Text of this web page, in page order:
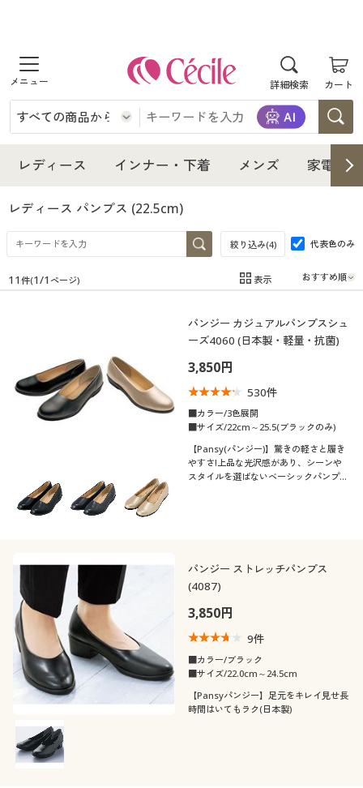
詳細検索 カート
商品を探す
レディース
レディースファッション
女性下着
インナー・下着
インナー・下着通販すべて
女性下着
メンズ下着
メンズ
メンズ通販すべて
メンズファッション
家電・雑貨
家電・雑貨すべて
キッチン・雑貨・日用品
寝具・インテリア・家具
寝具・インテリア・家具通販すべて
家具・収納
美容・健康通販すべて
美容・健康・サプリメント
制服・スクール
制服・スクールすべて
ジュニア・ティーンズ下着
大きいサイズ
大きいサイズ レディース服
大きいサイズ レディース下着
大きいサイズ メンズ
大きいサイズ 事務・制服
バーゲンセール
シークレットセール
詳細検索
商品カテゴリ一覧
カタログ
カタログ・チラシからのご注文
デジタルカタログ
カタログ無料プレゼント
レディース インナー・下着 メンズ 家電・
レディース パンプス (22.5cm)
絞り込み(4) 代表色のみ
在庫 在庫のある商品のみ表示
(4〜4.9)
(3〜3.9)
25 25.5
カラー
11 件(1/1 ページ) 表示
パンジー カジュアルパンプスシュ
ーズ4060 (日本製・軽量・抗菌)
3,850円
530件
■カラー/3色展開
■サイズ/22cm～25.5(ブラックのみ)
【Pansy(パンジー)】驚きの軽さと履き
やすさ!上品な光沢感があり、シーンや
スタイルを選ばないベーシックパンプ
パンジー ストレッチパンプス
(4087)
3,850円
9件
■カラー/ブラック
■サイズ/22.0cm～24.5cm
【Pansyパンジー】足元をキレイ見せ長
時間はいてもラク(日本製)